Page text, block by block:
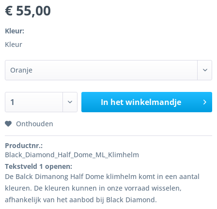
€ 55,00
Kleur:
Kleur
In het winkelmandje
Onthouden
Productnr.:
Black_Diamond_Half_Dome_ML_Klimhelm
Tekstveld 1 openen:
De Balck Dimanong Half Dome klimhelm komt in een aantal
kleuren. De kleuren kunnen in onze vorraad wisselen,
afhankelijk van het aanbod bij Black Diamond.